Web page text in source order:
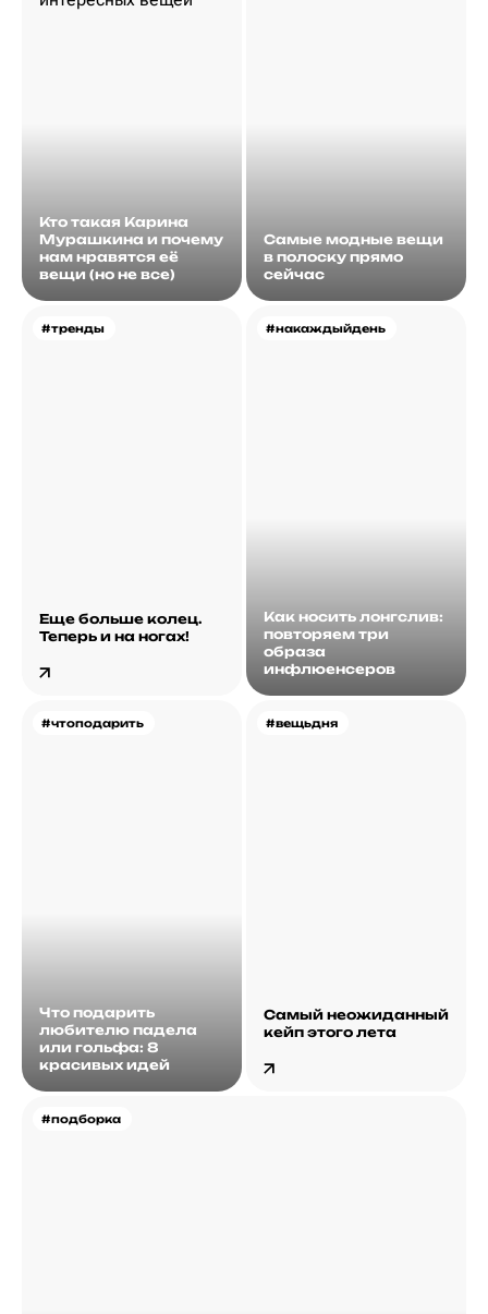
Кто такая Карина
Мурашкина и почему
нам нравятся её
вещи (но не все)
Самые модные вещи
в полоску прямо
сейчас
#тренды
Еще больше колец.
Теперь и на ногах!
#накаждыйдень
Как носить лонгслив:
повторяем три
образа
инфлюенсеров
#чтоподарить
Что подарить
любителю падела
или гольфа: 8
красивых идей
#подборка
#вещьдня
Самый неожиданный
кейп этого лета